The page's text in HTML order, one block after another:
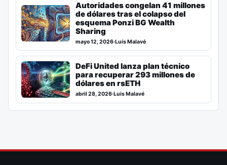
Autoridades congelan 41 millones
de dólares tras el colapso del
esquema Ponzi BG Wealth
Sharing
mayo 12, 2026·Luis Malavé
DeFi United lanza plan técnico
para recuperar 293 millones de
dólares en rsETH
abril 28, 2026·Luis Malavé